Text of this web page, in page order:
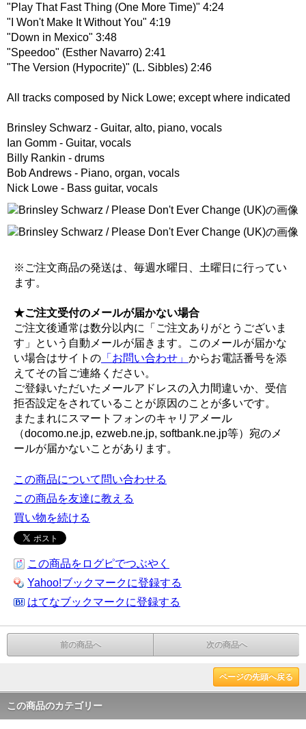
"Play That Fast Thing (One More Time)" 4:24
"I Won't Make It Without You" 4:19
"Down in Mexico" 3:48
"Speedoo" (Esther Navarro) 2:41
"The Version (Hypocrite)" (L. Sibbles) 2:46
All tracks composed by Nick Lowe; except where indicated
Brinsley Schwarz - Guitar, alto, piano, vocals
Ian Gomm - Guitar, vocals
Billy Rankin - drums
Bob Andrews - Piano, organ, vocals
Nick Lowe - Bass guitar, vocals
※ご注文商品の発送は、毎週水曜日、土曜日に行ってい
ます。
★ご注文受付のメールが届かない場合
ご注文後通常は数分以内に「ご注文ありがとうございま
す」という自動メールが届きます。このメールが届かな
い場合はサイトの 「お問い合わせ」 からお電話番号を添
えてその旨ご連絡ください。
ご登録いただいたメールアドレスの入力間違いか、受信
拒否設定をされていることが原因のことが多いです。
またまれにスマートフォンのキャリアメール
（docomo.ne.jp, ezweb.ne.jp, softbank.ne.jp等）宛のメ
ールが届かないことがあります。
この商品について問い合わせる
この商品を友達に教える
買い物を続ける
この商品をログピでつぶやく
Yahoo!ブックマークに登録する
はてなブックマークに登録する
前の商品へ 次の商品へ
ページの先頭へ戻る
この商品のカテゴリー